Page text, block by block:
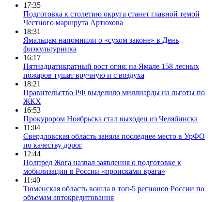
17:35
Подготовка к столетию округа станет главной темой
Честного маршрута Артюхова
18:31
Ямальцам напомнили о «сухом законе» в День
физкультурника
16:17
Пятнадцатикратный рост огня: на Ямале 158 лесных
пожаров тушат вручную и с воздуха
18:21
Правительство РФ выделило миллиарды на льготы по
ЖКХ
16:53
Прокурором Ноябрьска стал выходец из Челябинска
11:04
Свердловская область заняла последнее место в УрФО
по качеству дорог
12:44
Полпред Жога назвал заявления о подготовке к
мобилизации в России «происками врага»
11:40
Тюменская область вошла в топ-5 регионов России по
объемам автокредитования